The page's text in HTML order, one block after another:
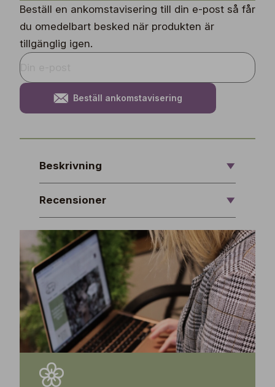
Beställ en ankomstavisering till din e-post så får
du omedelbart besked när produkten är
tillgänglig igen.
Beställ ankomstavisering
Beskrivning
Recensioner